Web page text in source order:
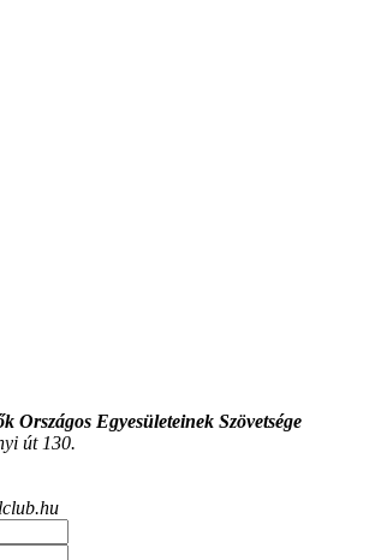
Országos Egyesületeinek Szövetsége
út 130.